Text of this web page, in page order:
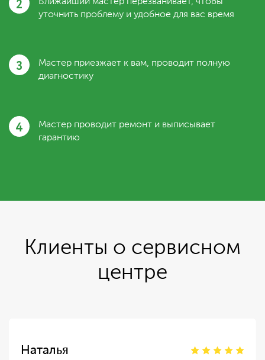
2
уточнить проблему и удобное для вас время
3
Мастер приезжает к вам, проводит полную
диагностику
4
Мастер проводит ремонт и выписывает
гарантию
Клиенты о сервисном
центре
Наталья